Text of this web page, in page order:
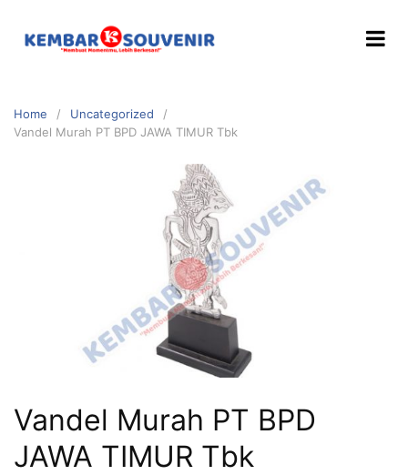
Home
Uncategorized
Vandel Murah PT BPD JAWA TIMUR Tbk
Vandel Murah PT BPD
JAWA TIMUR Tbk